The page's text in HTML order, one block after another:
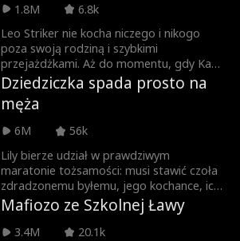
tylko jej. Lata później ich drogi znów się
krzyżują, a Monica jest teraz uznaną
reżyserką filmową. Czy tym razem Adonis
odzyska swoją miłość?
1.8M
6.8k
Leo Striker nie kocha niczego i nikogo
poza swoją rodziną i szybkimi
przejażdżkami. Aż do momentu, gdy Kara
Bellini, bezradna, ale wytrwała, wpada w
jego ramiona. Myśli, że uciekła przed
bandytą, tylko po to, by zakochać się w
innym... ale Leo okazuje się
MILIARDEREM?! Co jeszcze ukrywa pod
tatuażami i skórzaną kurtką?
Dziedziczka spada prosto na
męża
6M
56k
Lily bierze udział w prawdziwym
maratonie tożsamości: musi stawić czoła
zdradzonemu byłemu, jego kochance, ich
matkom, nowemu książęcemu
adoratorowi, rywalkom walczącym o jej
prawdziwą miłość i w końcu dominującej
Mafiozo ze Szkolnej Ławy
3.4M
20.1k